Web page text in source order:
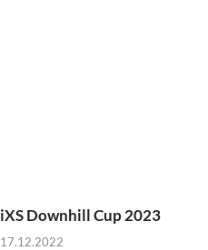
iXS Downhill Cup 2023
17.12.2022